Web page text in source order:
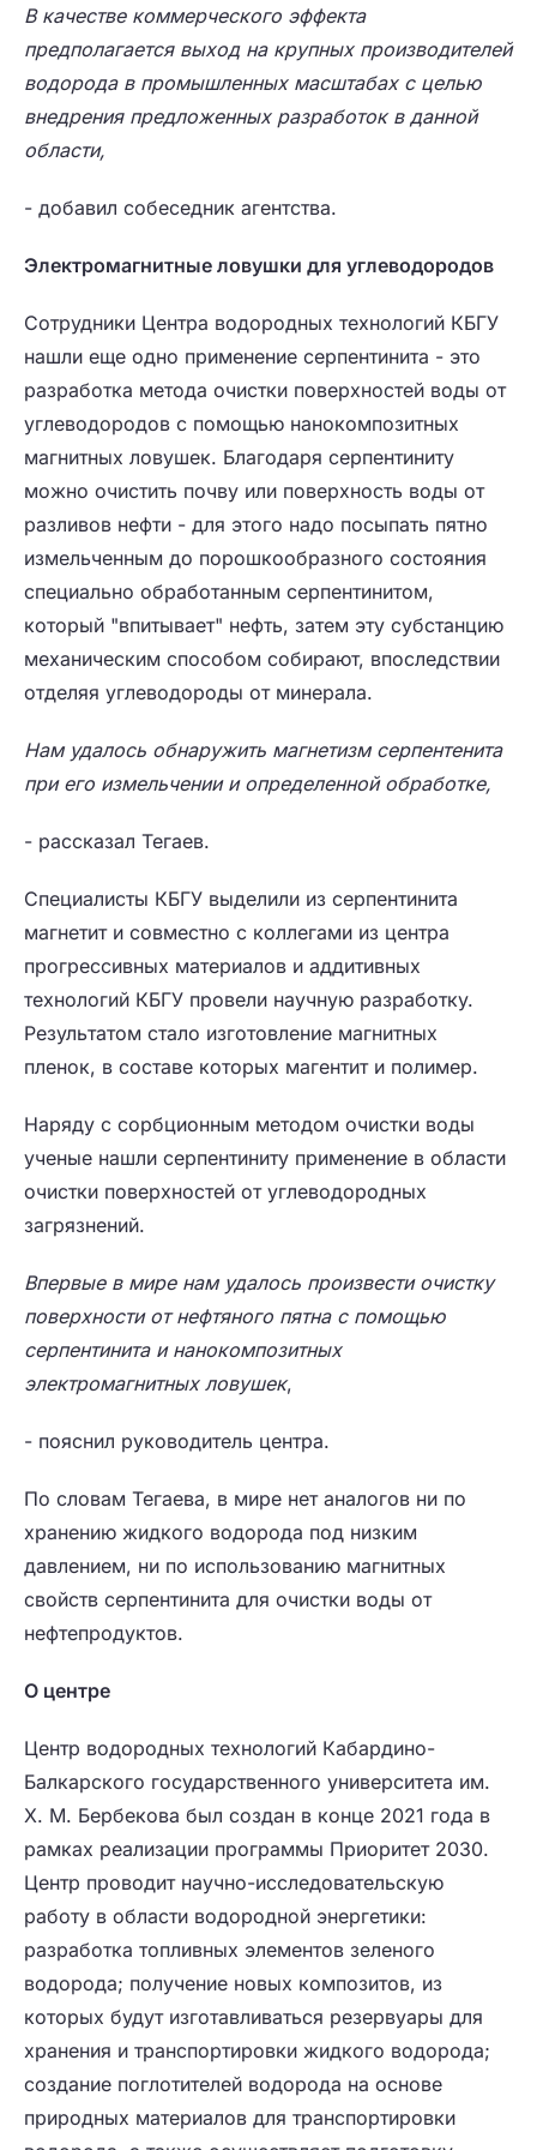
В качестве коммерческого эффекта
предполагается выход на крупных производителей
водорода в промышленных масштабах с целью
внедрения предложенных разработок в данной
области,
- добавил собеседник агентства.
Электромагнитные ловушки для углеводородов
Сотрудники Центра водородных технологий КБГУ
нашли еще одно применение серпентинита - это
разработка метода очистки поверхностей воды от
углеводородов с помощью нанокомпозитных
магнитных ловушек. Благодаря серпентиниту
можно очистить почву или поверхность воды от
разливов нефти - для этого надо посыпать пятно
измельченным до порошкообразного состояния
специально обработанным серпентинитом,
который "впитывает" нефть, затем эту субстанцию
механическим способом собирают, впоследствии
отделяя углеводороды от минерала.
Нам удалось обнаружить магнетизм серпентенита
при его измельчении и определенной обработке,
- рассказал Тегаев.
Специалисты КБГУ выделили из серпентинита
магнетит и совместно с коллегами из центра
прогрессивных материалов и аддитивных
технологий КБГУ провели научную разработку.
Результатом стало изготовление магнитных
пленок, в составе которых магентит и полимер.
Наряду с сорбционным методом очистки воды
ученые нашли серпентиниту применение в области
очистки поверхностей от углеводородных
загрязнений.
Впервые в мире нам удалось произвести очистку
поверхности от нефтяного пятна с помощью
серпентинита и нанокомпозитных
электромагнитных ловушек,
- пояснил руководитель центра.
По словам Тегаева, в мире нет аналогов ни по
хранению жидкого водорода под низким
давлением, ни по использованию магнитных
свойств серпентинита для очистки воды от
нефтепродуктов.
О центре
Центр водородных технологий Кабардино-
Балкарского государственного университета им.
Х. М. Бербекова был создан в конце 2021 года в
рамках реализации программы Приоритет 2030.
Центр проводит научно-исследовательскую
работу в области водородной энергетики:
разработка топливных элементов зеленого
водорода; получение новых композитов, из
которых будут изготавливаться резервуары для
хранения и транспортировки жидкого водорода;
создание поглотителей водорода на основе
природных материалов для транспортировки